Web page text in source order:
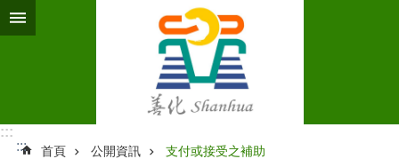
跳到主要內容區塊
:::
:::
首頁 公開資訊 支付或接受之補助